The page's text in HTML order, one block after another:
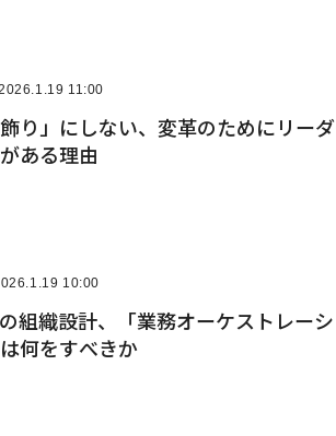
11:00
り」にしない、変革のためにリー
ある理由
10:00
組織設計、「業務オーケストレー
何をすべきか